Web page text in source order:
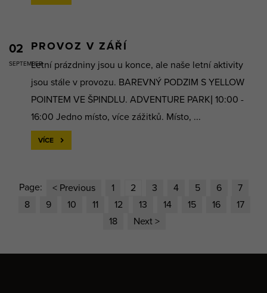
02
SEPTEMBER
PROVOZ V ZÁŘÍ
Letní prázdniny jsou u konce, ale naše letní aktivity
jsou stále v provozu. BAREVNÝ PODZIM S YELLOW
POINTEM VE ŠPINDLU. ADVENTURE PARK| 10:00 -
16:00 Jedno místo, více zážitků. Místo, ...
VÍCE
Page: < Previous 1 2 3 4 5 6
7
8
9 10 11 12 13 14 15 16
17
18
Next >